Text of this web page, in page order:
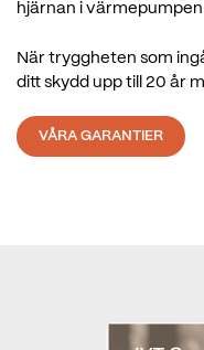
hjärnan i
När tryggheten som
ditt skydd upp till 20 år
VÅRA GARANTIER